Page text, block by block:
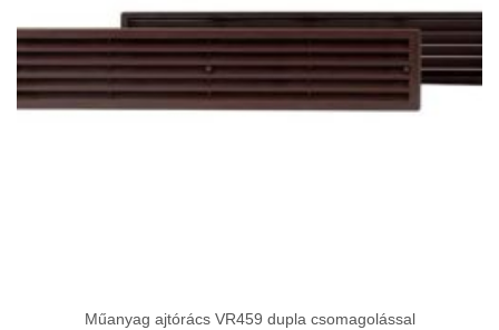
Műanyag ajtórács VR459 dupla csomagolással